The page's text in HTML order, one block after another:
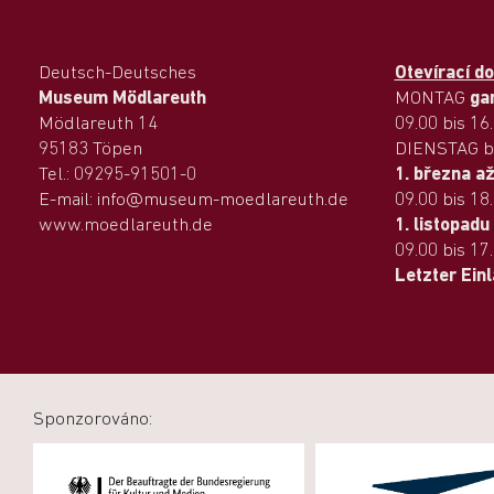
Deutsch-Deutsches
Museum Mödlareuth
Mödlareuth 14
95183 Töpen
Tel.: 09295-91501-0
E-mail: info@museum-moedlareuth.de
www.moedlareuth.de
Otevírací
MONTAG
09.00 bis
DIENSTAG
1. března
09.00 bis
1. listopadu
09.00 bis
Letzter
Sponzorováno: